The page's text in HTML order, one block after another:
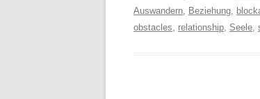
Auswandern, Beziehung,
obstacles, relationship, Seele,